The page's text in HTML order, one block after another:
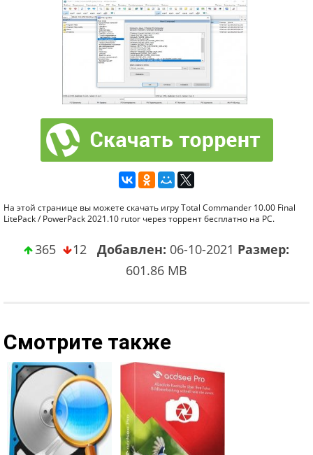
На этой странице вы можете скачать игру Total Commander 10.00 Final
LitePack / PowerPack 2021.10 rutor через торрент бесплатно на PC.
365 12 Добавлен: 06-10-2021 Размер:
601.86 MB
Смотрите также